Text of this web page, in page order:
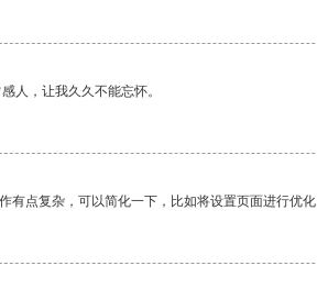
人，让我久久不能忘怀。
有点复杂，可以简化一下，比如将设置页面进行优